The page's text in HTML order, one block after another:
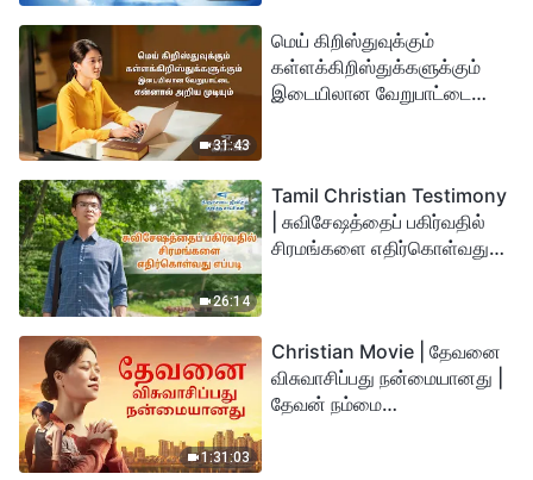
31:43
மெய் கிறிஸ்துவுக்கும்
கள்ளக்கிறிஸ்துக்களுக்கும்
இடையிலான வேறுபாட்டை
26:14
Tamil Christian Testimony
| சுவிசேஷத்தைப் பகிர்வதில்
சிரமங்களை எதிர்கொள்வது
1:31:03
Christian Movie | தேவனை
விசுவாசிப்பது நன்மையானது |
தேவன் நம்மை